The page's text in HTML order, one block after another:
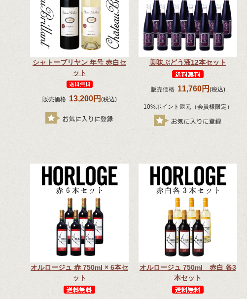
シャトーブリヤン 年号 赤白セ
ット
販売価格 13,200円 (税込)
美味ぶどう液12本セット
販売価格 11,760円 (税込)
10%ポイント還元（会員様限定）
オルロージュ 赤 750ml × 6本セ
ット
オルロージュ 750ml 赤白 各3
本セット